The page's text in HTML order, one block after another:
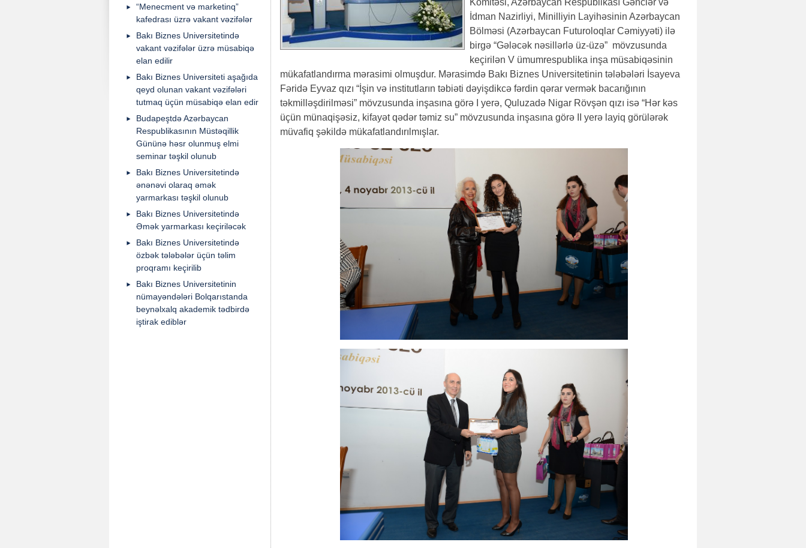
“Menecment və marketinq”
kafedrası üzrə vakant vəzifələr
Bakı Biznes Universitetində
vakant vəzifələr üzrə müsabiqə
elan edilir
Bakı Biznes Universiteti aşağıda
qeyd olunan vakant vəzifələri
tutmaq üçün müsabiqə elan edir
Budapeştdə Azərbaycan
Respublikasının Müstəqillik
Gününə həsr olunmuş elmi
seminar təşkil olunub
Bakı Biznes Universitetində
ənənəvi olaraq əmək
yarmarkası təşkil olunub
Bakı Biznes Universitetində
Əmək yarmarkası keçiriləcək
Bakı Biznes Universitetində
özbək tələbələr üçün təlim
proqramı keçirilib
Bakı Biznes Universitetinin
nümayəndələri Bolqarıstanda
beynəlxalq akademik tədbirdə
iştirak ediblər
Komitəsi, Azərbaycan Respublikası Gənclər və
İdman Nazirliyi, Minilliyin Layihəsinin Azərbaycan
Bölməsi (Azərbaycan Futuroloqlar Cəmiyyəti) ilə
birgə “Gələcək nəsillərlə üz-üzə” mövzusunda
keçirilən V ümumrespublika inşa müsabiqəsinin
mükafatlandırma mərasimi olmuşdur. Mərasimdə Bakı Biznes Universitetinin tələbələri İsayeva
Fəridə Eyvaz qızı “İşin və institutların təbiəti dəyişdikcə fərdin qərar vermək bacarığının
təkmilləşdirilməsi” mövzusunda inşasına görə I yerə, Quluzadə Nigar Rövşən qızı isə “Hər kəs
üçün münaqişəsiz, kifayət qədər təmiz su” mövzusunda inşasına görə II yerə layiq görülərək
müvafiq şəkildə mükafatlandırılmışlar.